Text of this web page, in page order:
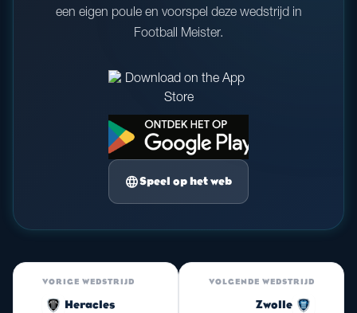
een eigen poule en voorspel deze wedstrijd in
Football Meister.
languageSpeel op het web
VORIGE WEDSTRIJD
Heracles
VOLGENDE WEDSTRIJD
Zwolle